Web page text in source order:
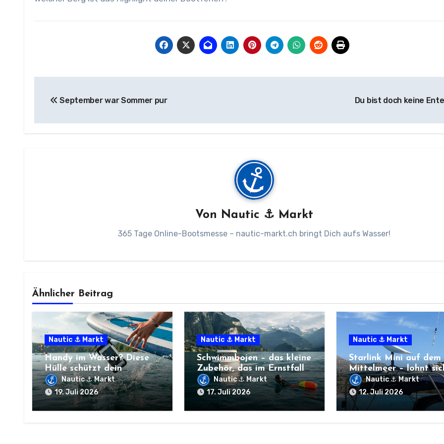
September war Sommer pur Du bist doch keine
Von Nautic ⚓ Markt
365 Tage Online-Bootsmesse – nautic-markt.ch bringt Dich aufs Wasser!
Ähnlicher Beitrag
Nautic ⚓ Markt
Handy im Wasser? Diese
Hülle schützt dein
Smartphone
Nautic ⚓ Markt
19. Juli 2026
Nautic ⚓ Markt
Schwimmbojen – das kleine
Zubehör, das im Ernstfall
dein Leben retten kann
Nautic ⚓ Markt
17. Juli 2026
Nautic ⚓ Markt
Starlink Mini auf dem
Mittelmeer – lohnt
der Kauf wirklich?
Nautic ⚓ Markt
12. Juli 2026